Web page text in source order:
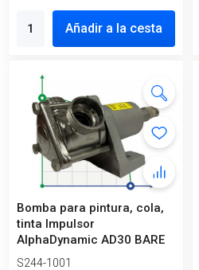
Añadir a la cesta
Bomba para pintura, cola,
tinta Impulsor
AlphaDynamic AD30 BARE
SHAFT (sin mo...
S244-1001